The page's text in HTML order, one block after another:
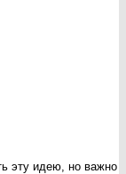
эту идею, но важно